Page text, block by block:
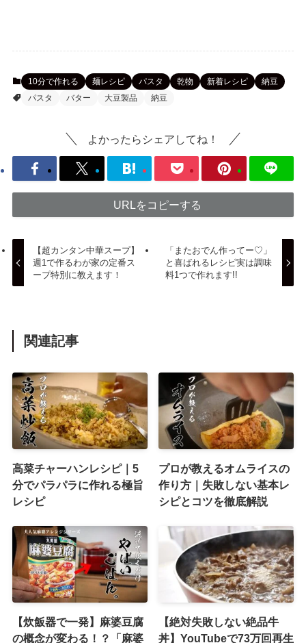
10分で作れる 麺レシピ パスタ 乾物 新着レシピ
納豆
パスタ
バター 大豆製品 納豆
よかったらシェアしてね！
URLをコピーする
【超カンタン中華スープ】
週1で作るわが家の定番ス
ープ特別に教えます！
「またおでん作ってー♡」
と喜ばれるレシピ実は調味
料1つで作れます!!
関連記事
高菜チャーハンレシピ｜5
分でパラパラに作れる極旨
レシピ
プロが教えるオムライスの
作り方｜失敗しない基本レ
シピとコツを徹底解説
【炊飯器で一発】麻婆豆腐
の概念が変わる！？「麻婆
【絶対失敗しない絶品牛
丼】YouTubeで73万回再生